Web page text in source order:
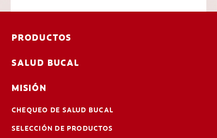
PRODUCTOS
SALUD BUCAL
MISIÓN
CHEQUEO DE SALUD BUCAL
SELECCIÓN DE PRODUCTOS